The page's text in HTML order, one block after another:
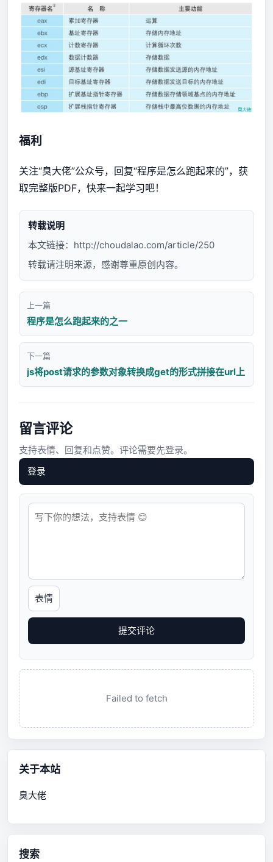
福利
关注“臭大佬”公众号，回复“程序是怎么跑起来的”，获
取完整版PDF，快来一起学习吧！
转载说明
本文链接： http://choudalao.com/article/250
转载请注明来源，感谢尊重原创内容。
上一篇
程序是怎么跑起来的之一
下一篇
js将post请求的参数对象转换成get的形式拼接在url上
留言评论
支持表情、回复和点赞。评论需要先登录。
登录
表情
提交评论
Failed to fetch
关于本站
臭大佬
搜索